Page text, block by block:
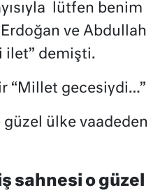
lütfen benim
Erdoğan ve Abdullah
ilet” demişti.
“Millet gecesiydi…”
ülke vaadeden
sahnesi o güzel